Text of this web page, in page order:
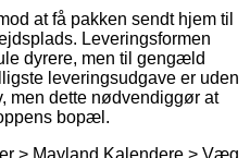
at få pakken sendt hjem til
Leveringsformen
dyrere, men til gengæld
leveringsudgave er uden
men dette nødvendiggør at
bopæl.
> Mayland Kalendere > Væg